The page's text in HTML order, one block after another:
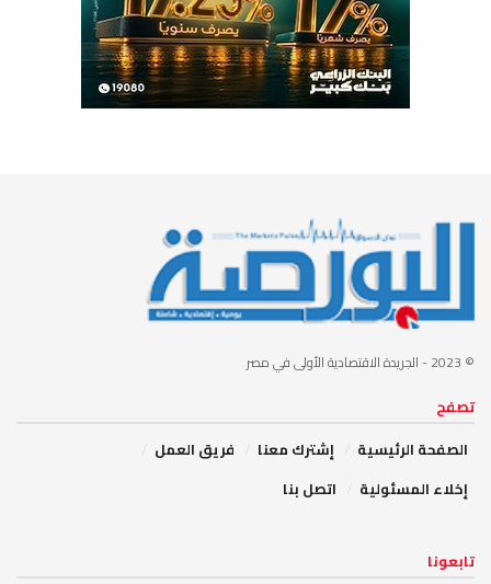
© 2023 - الجريدة الاقتصادية الأولى في مصر
تصفح
الصفحة الرئيسية
إشترك معنا
فريق العمل
إخلاء المسئولية
اتصل بنا
تابعونا